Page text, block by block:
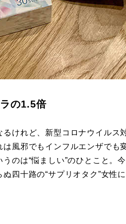
の1.5倍
けれど、新型コロナウイルス
風邪でもインフルエンザでも
のは“悩ましい”のひとこと。
四十路の“サプリオタク”女性